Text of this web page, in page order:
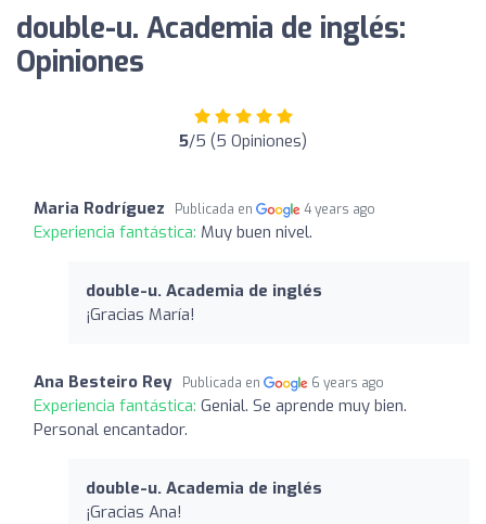
double-u. Academia de inglés:
Opiniones
5/5 (5 Opiniones)
Maria Rodríguez Publicada en 4 years ago
Experiencia fantástica: Muy buen nivel.
double-u. Academia de inglés
¡Gracias María!
Ana Besteiro Rey Publicada en 6 years ago
Experiencia fantástica: Genial. Se aprende muy bien.
Personal encantador.
double-u. Academia de inglés
¡Gracias Ana!